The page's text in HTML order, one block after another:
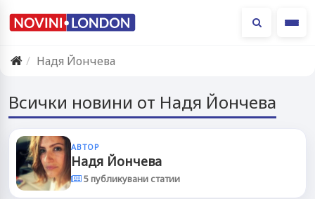
Надя Йончева
Всички новини от Надя Йончева
АВТОР
Надя Йончева
5 публикувани статии